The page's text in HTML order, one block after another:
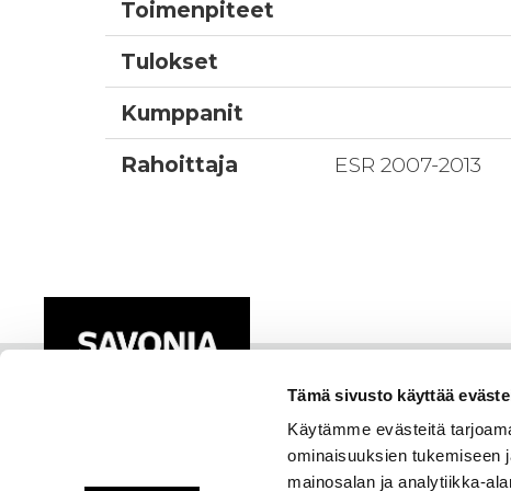
Tämä sivusto käyttää
Käytämme evästeitä
ominaisuuksien tukemiseen
mainosalan ja analytiikka-
Toimenpiteet
Tulokset
Kumppanit
Rahoittaja
ESR 2007-2013